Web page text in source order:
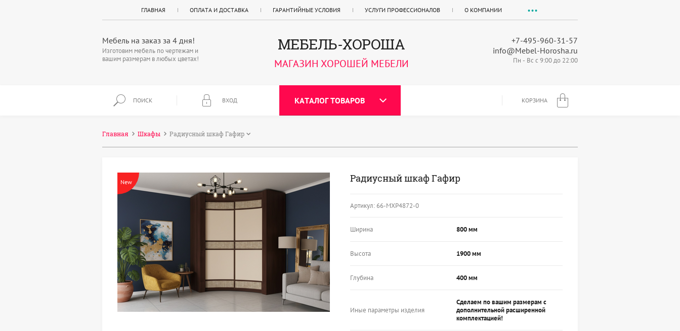
ГЛАВНАЯ ОПЛАТА И ДОСТАВКА ГАРАНТИЙНЫЕ УСЛОВИЯ УСЛУГИ ПРОФЕССИОНАЛОВ О КОМПАНИИ
Мебель на заказ за 4 дня!
Изготовим мебель по чертежам и
вашим размерам в любых цветах!
МЕБЕЛЬ-ХОРОША
МАГАЗИН ХОРОШЕЙ МЕБЕЛИ
+7-495-960-31-57
info@Mebel-Horosha.ru
Пн - Вс с 9:00 до 22:00
ПОИСК ВХОД КАТАЛОГ ТОВАРОВ КОРЗИНА
Главная Шкафы Радиусный шкаф Гафир
New Радиусный шкаф Гафир
Артикул:66-МХР4872-0
Ширина 800 мм
Высота 1900 мм
Глубина 400 мм
Иные параметры изделия
Сделаем по вашим размерам с
дополнительной расширенной
комплектацией!